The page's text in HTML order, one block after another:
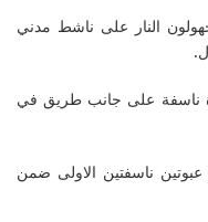
النار على ناشط مدني
ناسفة على جانب طريق في
عبوتين ناسفتين الاولى ضمن